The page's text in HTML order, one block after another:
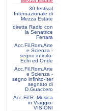
30 festival
Internazionale di
Mezza Estate
diretta Radio con
la Senatrice
Ferrara
Acc.Fil.Rom.Arte
e Scienza -
segno infinito-
Echi ed Onde
Acc.Fil.Rom.Arte
e Scienza -
segno infinito-Iter
segnato di
D.Guaccero
Acc.Fil:R.-Musica
in Viaggio-
VISIONI